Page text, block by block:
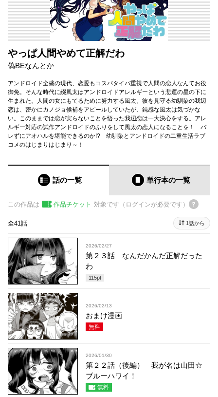
やっぱ人間やめて正解だわ
偽BEなんとか
アンドロイド全盛の現代、恋愛もコスパタイパ重視で人間の恋人なんてお役
御免。そんな時代に綴風太はアンドロイドアレルギーという悲運の星の下に
生まれた。人間の女にもてるために努力する風太。彼を見守る幼馴染の我辺
恋は、密かにカノジョ候補をアピールしていたが、鈍感な風太は気づかな
い。このままでは恋が実らないことを悟った我辺恋は一大決心をする。アレ
ルギー対応の試作アンドロイドのふりをして風太の恋人になることを！ バ
レずにアオハルを堪能できるのか!? 幼馴染とアンドロイドの二重生活ラブ
コメのはじまりはじまり～！
話の一覧 単行本の一覧
この作品は 作品チケット 対象です（ログインが必要です）
全41話 1話から
2026/02/27
第２３話 なんだかんだ正解だった
わ
115pt
2026/02/13
おまけ漫画
無料
2026/01/30
第２２話（後編） 我が名は山田☆
ブルーハワイ！
無料